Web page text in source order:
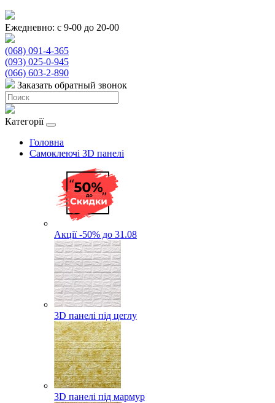
Ежедневно: с 9-00 до 20-00
(068) 091-4-365
(093) 025-0-945
(066) 603-2-890
Заказать обратный звонок
Категорії
Головна
Самоклеючі 3D панелі
Акції -50% до 31.08
3D панелі під цеглу
3D панелі під мармур